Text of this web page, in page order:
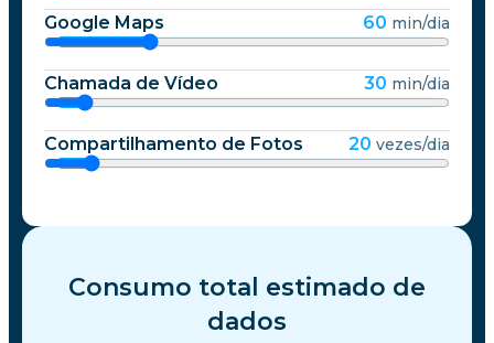
Google Maps 60 min/dia
Chamada de Vídeo 30 min/dia
Compartilhamento de Fotos 20 vezes/dia
Consumo total estimado de
dados